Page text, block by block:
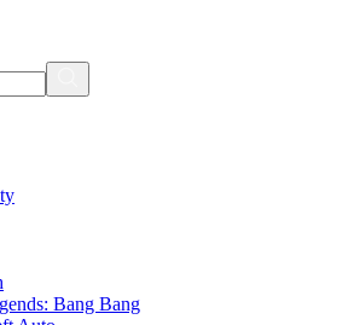
Bang Bang